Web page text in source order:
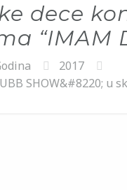
dece
“IMAM
2017
SHOW&#8220; u